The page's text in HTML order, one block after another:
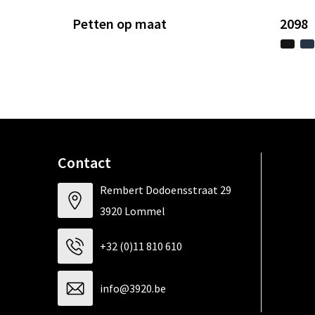
Petten op maat 2098
Contact
Rembert Dodoensstraat 29
3920 Lommel
+32 (0)11 810 610
info@3920.be